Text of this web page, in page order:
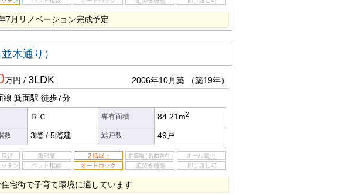
7月リノベーション完成予定
木通り）
万円 / 3LDK 2006年10月築
（築19年）
線 箕面駅 徒歩7分
ＲＣ 専有面積 84.21m2
数 3階 / 5階建 総戸数 49戸
宅街で子育て環境に適しています